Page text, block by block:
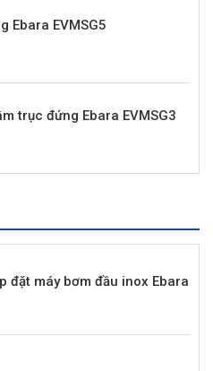
Ebara EVMSG5
trục đứng Ebara EVMSG3
đặt máy bơm đầu inox Ebara